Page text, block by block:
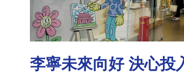
李寧未來向好 決心投